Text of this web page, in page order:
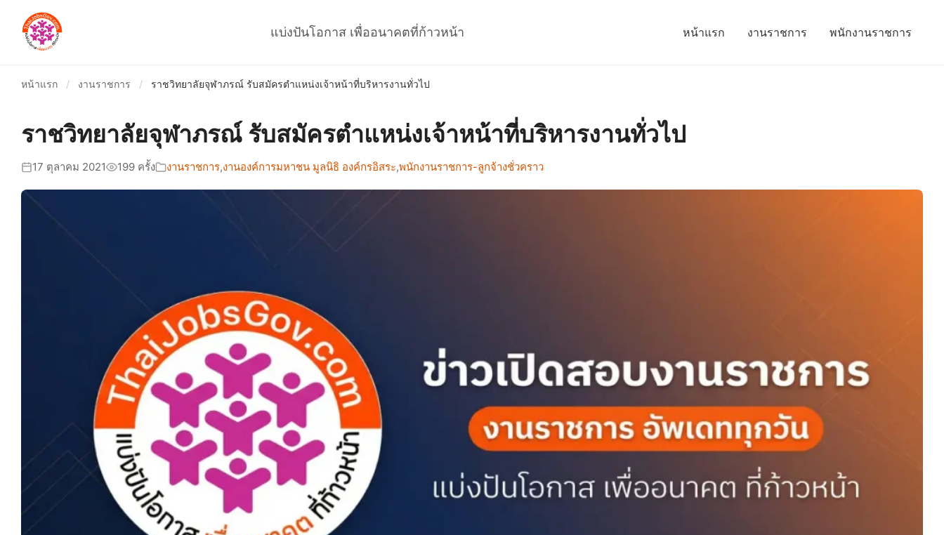
แบ่งปันโอกาส เพื่ออนาคตที่ก้าวหน้า หน้าแรก งานราชการ พนักงานราชการ
หน้าแรก / งานราชการ / ราชวิทยาลัยจุฬาภรณ์ รับสมัครตำแหน่งเจ้าหน้าที่บริหารงานทั่วไป
ราชวิทยาลัยจุฬาภรณ์ รับสมัครตำแหน่งเจ้าหน้าที่บริหารงานทั่วไป
17 ตุลาคม 2021 199 ครั้ง งานราชการ,งานองค์การมหาชน มูลนิธิ องค์กรอิสระ,พนักงานราชการ-ลูกจ้างชั่วคราว